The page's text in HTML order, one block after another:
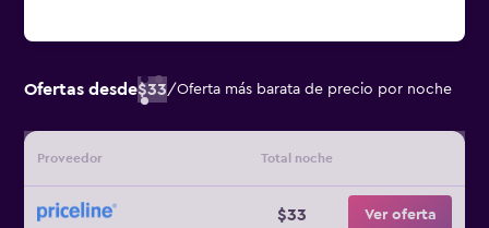
Ofertas desde$33/Oferta más barata de precio por noche
Proveedor Total noche
$33 Ver oferta